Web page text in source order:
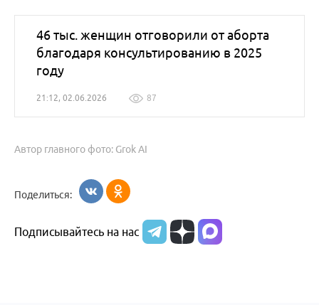
46 тыс. женщин отговорили от аборта
благодаря консультированию в 2025
году
21:12, 02.06.2026 87
Автор главного фото: Grok AI
Поделиться:
Подписывайтесь на нас